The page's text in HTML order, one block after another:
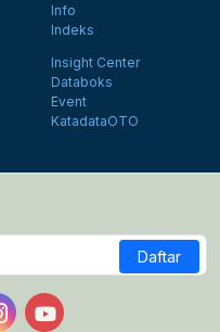
Info
Indeks
Insight Center
Databoks
Event
KatadataOTO
Daftar
Facebook
us on X
Follow us on Instagram
Follow us on